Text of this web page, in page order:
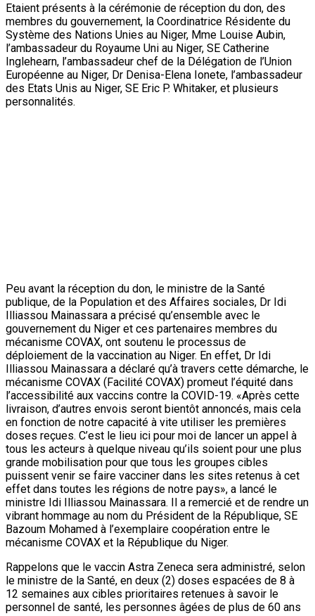
Etaient présents à la cérémonie de réception du don, des
membres du gouvernement, la Coordinatrice Résidente du
Système des Nations Unies au Niger, Mme Louise Aubin,
l’ambassadeur du Royaume Uni au Niger, SE Catherine
Inglehearn, l’ambassadeur chef de la Délégation de l’Union
Européenne au Niger, Dr Denisa-Elena Ionete, l’ambassadeur
des Etats Unis au Niger, SE Eric P. Whitaker, et plusieurs
personnalités.
Peu avant la réception du don, le ministre de la Santé
publique, de la Population et des Affaires sociales, Dr Idi
Illiassou Mainassara a précisé qu’ensemble avec le
gouvernement du Niger et ces partenaires membres du
mécanisme COVAX, ont soutenu le processus de
déploiement de la vaccination au Niger. En effet, Dr Idi
Illiassou Mainassara a déclaré qu’à travers cette démarche, le
mécanisme COVAX (Facilité COVAX) promeut l’équité dans
l’accessibilité aux vaccins contre la COVID-19. «Après cette
livraison, d’autres envois seront bientôt annoncés, mais cela
en fonction de notre capacité à vite utiliser les premières
doses reçues. C’est le lieu ici pour moi de lancer un appel à
tous les acteurs à quelque niveau qu’ils soient pour une plus
grande mobilisation pour que tous les groupes cibles
puissent venir se faire vacciner dans les sites retenus à cet
effet dans toutes les régions de notre pays», a lancé le
ministre Idi Illiassou Mainassara. Il a remercié et de rendre un
vibrant hommage au nom du Président de la République, SE
Bazoum Mohamed à l’exemplaire coopération entre le
mécanisme COVAX et la République du Niger.
Rappelons que le vaccin Astra Zeneca sera administré, selon
le ministre de la Santé, en deux (2) doses espacées de 8 à
12 semaines aux cibles prioritaires retenues à savoir le
personnel de santé, les personnes âgées de plus de 60 ans